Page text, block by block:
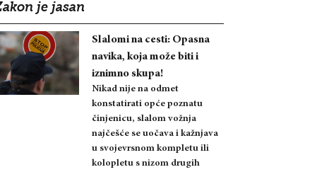
je jasan
Slalomi na cesti: Opasna
navika, koja može biti i
iznimno skupa!
Nikad nije na odmet
konstatirati opće poznatu
činjenicu, slalom vožnja
najčešće se uočava i kažnjava
u svojevrsnom kompletu ili
kolopletu s nizom drugih